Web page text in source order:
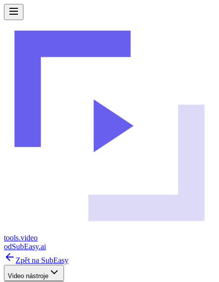
tools.video
odSubEasy.ai
Zpět na SubEasy
Video nástroje